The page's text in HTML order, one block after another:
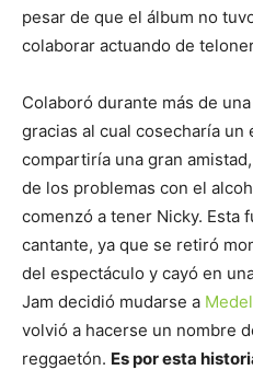
pesar de que el álbum no
colaborar actuando de
Colaboró durante más de
gracias al cual cosecharía
compartiría una gran
de los problemas con el
comenzó a tener Nicky. Esta
cantante, ya que se retiró
del espectáculo y cayó en
Jam decidió mudarse a
volvió a hacerse un nombre
reggaetón. Es por esta